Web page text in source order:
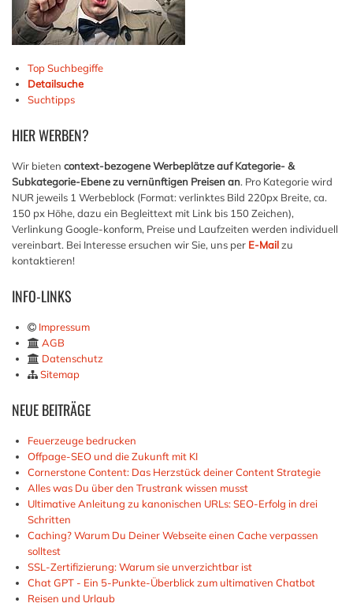
Top Suchbegiffe
Detailsuche
Suchtipps
HIERWERBEN?
Wir bieten context-bezogene Werbeplätze auf Kategorie- &
Subkategorie-Ebene zu vernünftigen Preisen an. Pro Kategorie wird
NUR jeweils 1 Werbeblock (Format: verlinktes Bild 220px Breite, ca.
150 px Höhe, dazu ein Begleittext mit Link bis 150 Zeichen),
Verlinkung Google-konform, Preise und Laufzeiten werden individuell
vereinbart. Bei Interesse ersuchen wir Sie, uns per E-Mailzu
kontaktieren!
INFO-LINKS
Impressum
AGB
Datenschutz
Sitemap
NEUEBEITRÄGE
Feuerzeuge bedrucken
Offpage-SEO und die Zukunft mit KI
Cornerstone Content: Das Herzstück deiner Content Strategie
Alles was Du über den Trustrank wissen musst
Ultimative Anleitung zu kanonischen URLs: SEO-Erfolg in drei
Schritten
Caching? Warum Du Deiner Webseite einen Cache verpassen
solltest
SSL-Zertifizierung: Warum sie unverzichtbar ist
Chat GPT - Ein 5-Punkte-Überblick zum ultimativen Chatbot
Reisen und Urlaub